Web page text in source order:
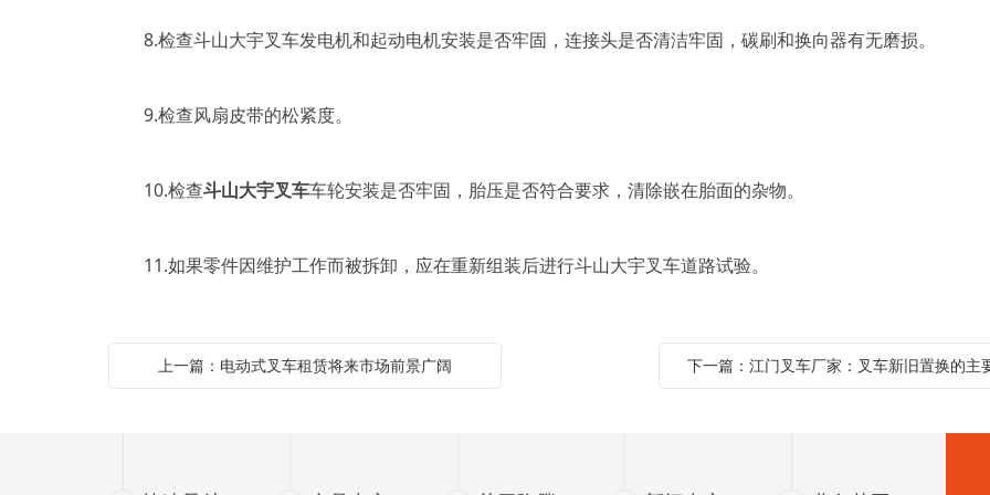
8.检查斗山大宇叉车发电机和起动电机安装是否牢固，连接头是否清洁牢固，碳刷和换向器有无磨损。
9.检查风扇皮带的松紧度。
10.检查斗山大宇叉车车轮安装是否牢固，胎压是否符合要求，清除嵌在胎面的杂物。
11.如果零件因维护工作而被拆卸，应在重新组装后进行斗山大宇叉车道路试验。
上一篇：电动式叉车租赁将来市场前景广阔